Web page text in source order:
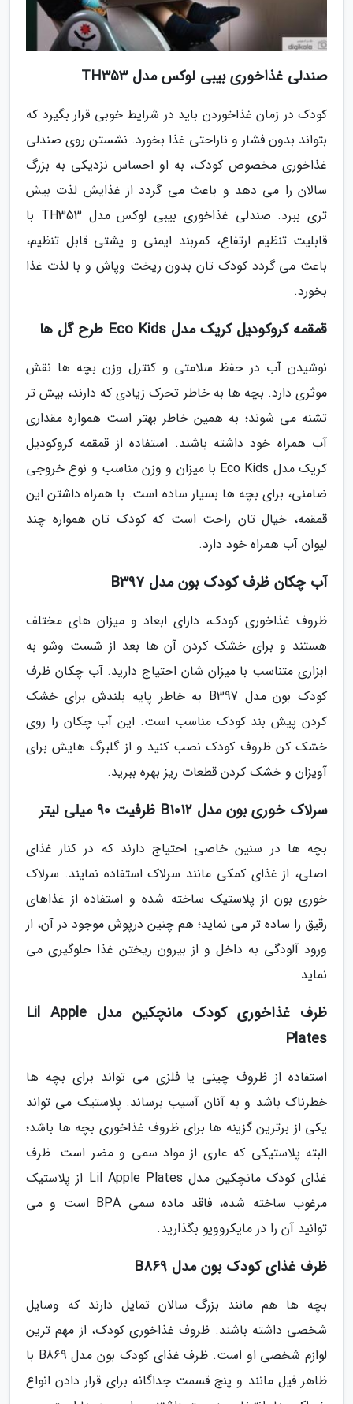
صندلی غذاخوری بیبی لوکس مدل TH353
کودک در زمان غذاخوردن باید در شرایط خوبی قرار بگیرد که
بتواند بدون فشار و ناراحتی غذا بخورد. نشستن روی صندلی
غذاخوری مخصوص کودک، به او احساس نزدیکی به بزرگ
سالان را می دهد و باعث می گردد از غذایش لذت بیش
تری ببرد. صندلی غذاخوری بیبی لوکس مدل TH353 با
قابلیت تنظیم ارتفاع، کمربند ایمنی و پشتی قابل تنظیم،
باعث می گردد کودک تان بدون ریخت وپاش و با لذت غذا
بخورد.
قمقمه کروکودیل کریک مدل Eco Kids طرح گل ها
نوشیدن آب در حفظ سلامتی و کنترل وزن بچه ها نقش
موثری دارد. بچه ها به خاطر تحرک زیادی که دارند، بیش تر
تشنه می شوند؛ به همین خاطر بهتر است همواره مقداری
آب همراه خود داشته باشند. استفاده از قمقمه کروکودیل
کریک مدل Eco Kids با میزان و وزن مناسب و نوع خروجی
ضامنی، برای بچه ها بسیار ساده است. با همراه داشتن این
قمقمه، خیال تان راحت است که کودک تان همواره چند
لیوان آب همراه خود دارد.
آب چکان ظرف کودک بون مدل B397
ظروف غذاخوری کودک، دارای ابعاد و میزان های مختلف
هستند و برای خشک کردن آن ها بعد از شست وشو به
ابزاری متناسب با میزان شان احتیاج دارید. آب چکان ظرف
کودک بون مدل B397 به خاطر پایه بلندش برای خشک
کردن پیش بند کودک مناسب است. این آب چکان را روی
خشک کن ظروف کودک نصب کنید و از گلبرگ هایش برای
آویزان و خشک کردن قطعات ریز بهره ببرید.
سرلاک خوری بون مدل B1012 ظرفیت 90 میلی لیتر
بچه ها در سنین خاصی احتیاج دارند که در کنار غذای
اصلی، از غذای کمکی مانند سرلاک استفاده نمایند. سرلاک
خوری بون از پلاستیک ساخته شده و استفاده از غذاهای
رقیق را ساده تر می نماید؛ هم چنین درپوش موجود در آن، از
ورود آلودگی به داخل و از بیرون ریختن غذا جلوگیری می
نماید.
ظرف غذاخوری کودک مانچکین مدل Lil Apple
Plates
استفاده از ظروف چینی یا فلزی می تواند برای بچه ها
خطرناک باشد و به آنان آسیب برساند. پلاستیک می تواند
یکی از برترین گزینه ها برای ظروف غذاخوری بچه ها باشد؛
البته پلاستیکی که عاری از مواد سمی و مضر است. ظرف
غذای کودک مانچکین مدل Lil Apple Plates از پلاستیک
مرغوب ساخته شده، فاقد ماده سمی BPA است و می
توانید آن را در مایکروویو بگذارید.
ظرف غذای کودک بون مدل B869
بچه ها هم مانند بزرگ سالان تمایل دارند که وسایل
شخصی داشته باشند. ظروف غذاخوری کودک، از مهم ترین
لوازم شخصی او است. ظرف غذای کودک بون مدل B869 با
ظاهر فیل مانند و پنج قسمت جداگانه برای قرار دادن انواع